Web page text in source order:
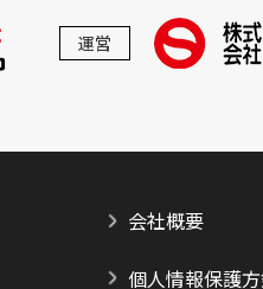
運営
会社概要
個人情報保護